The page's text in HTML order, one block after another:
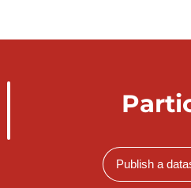
Publish a